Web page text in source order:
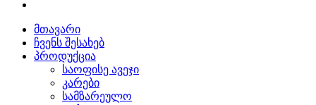
მთავარი
ჩვენს შესახებ
პროდუქცია
საოფისე ავეჯი
კარები
სამზარეულო